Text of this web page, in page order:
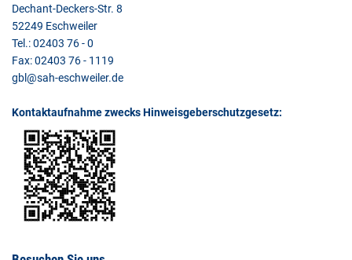
Dechant-Deckers-Str. 8
52249 Eschweiler
Tel.: 02403 76 - 0
Fax: 02403 76 - 1119
gbl@sah-eschweiler.de
Kontaktaufnahme zwecks Hinweisgeberschutzgesetz: